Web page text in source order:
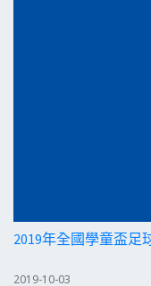
2019年全國學童盃足
2019-10-03